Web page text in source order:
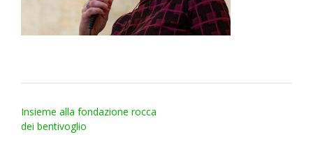
Post
navigation
Insieme alla fondazione rocca
dei bentivoglio